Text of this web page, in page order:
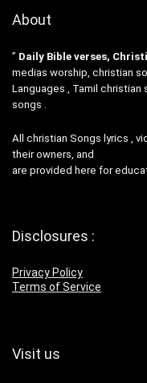
About
” Daily Bible verses,
medias worship, christian
Languages , Tamil christian
songs .
All christian Songs lyrics ,
their owners, and
are provided here for
Disclosures :
Privacy Policy
Terms of Service
Visit us